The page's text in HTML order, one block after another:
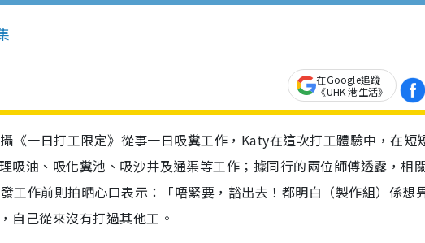
在Google追蹤
《UHK 港生活》
《一日打工限定》從事一日吸糞工作，Katy在這次打工體驗中，在短
吸油、吸化糞池、吸沙井及通渠等工作；據同行的兩位師傅透露，相
工作前則拍晒心口表示：「唔緊要，豁出去！都明白（製作組）係想
自己從來沒有打過其他工。